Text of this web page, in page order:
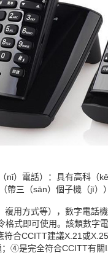
nǐ）電話）：具有高科
三（sān）個子機（jī）
方式等），數字電話
格式即可使用。該類數
合CCITT建議X.21或
④是完全符合CCITT有